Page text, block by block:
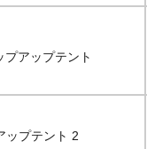
プアップテント
ップテント 2